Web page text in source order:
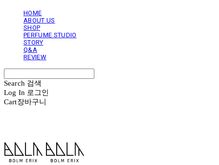
HOME
ABOUT US
SHOP
PERFUME STUDIO
STORY
Q&A
REVIEW
Search 검색
Log In 로그인
Cart장바구니